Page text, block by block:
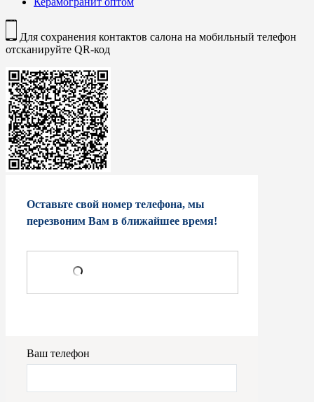
Для сохранения контактов салона на мобильный телефон
отсканируйте QR-код
Оставьте свой номер телефона, мы
перезвоним Вам в ближайшее время!
Ваш телефон